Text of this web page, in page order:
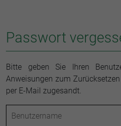
Passwort
Bitte geben Sie Ihren
Anweisungen zum
per E-Mail zugesandt.
(Influencerin)